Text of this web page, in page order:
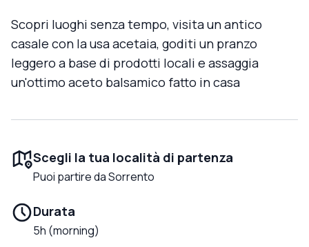
Scopri luoghi senza tempo, visita un antico
casale con la usa acetaia, goditi un pranzo
leggero a base di prodotti locali e assaggia
un'ottimo aceto balsamico fatto in casa
Scegli la tua località di partenza
Puoi partire da Sorrento
Durata
5h (morning)